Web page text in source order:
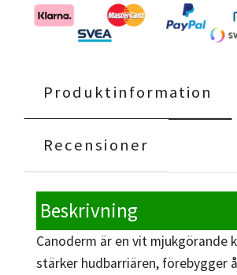
Produktinformation
Recensioner
Beskrivning
Canoderm är en vit mjukgörande
stärker hudbarriären, förebygger